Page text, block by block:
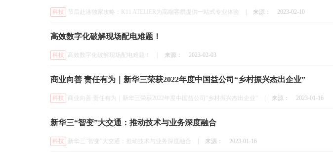
科技 节后赴港独家攻略：K11 ATELIER为高端客群提供一站式专业体验 来源： 2023-02-10
高效数字化破解现场配电难题！
科技 高效数字化破解现场配电难题！ 来源： 2023-02-03
商业向善 责任有为｜新华三荣获2022年度中国益公司“乡村振兴杰出企业”
科技 商业向善 责任有为｜新华三荣获2022年度中国益公司“乡村振兴杰出企业” 来源： 2023-01-16
新华三“智变”大交通：推动技术与业务深度融合
科技 新华三“智变”大交通：推动技术与业务深度融合 来源： 2023-01-16